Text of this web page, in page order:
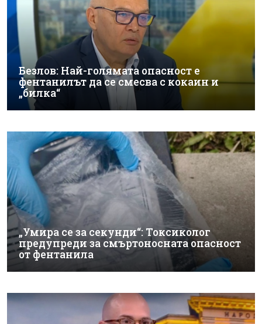
Безлов: Най-голямата опасност е
фентанилът да се смесва с кокаин и
„билка“
„Умира се за секунди“: Токсиколог
предупреди за смъртоносната опасност
от фентанила